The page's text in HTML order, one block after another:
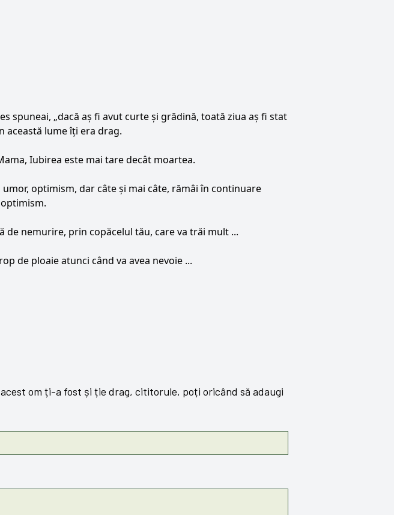
spuneai, „dacă aș fi avut curte și grădină, toată ziua aș fi stat
această lume îți era drag.
Iubirea este mai tare decât moartea.
optimism, dar câte și mai câte, rămâi în continuare
de nemurire, prin copăcelul tău, care va trăi mult ...
de ploaie atunci când va avea nevoie ...
om ți-a fost și ție drag, cititorule, poți oricând să adaugi